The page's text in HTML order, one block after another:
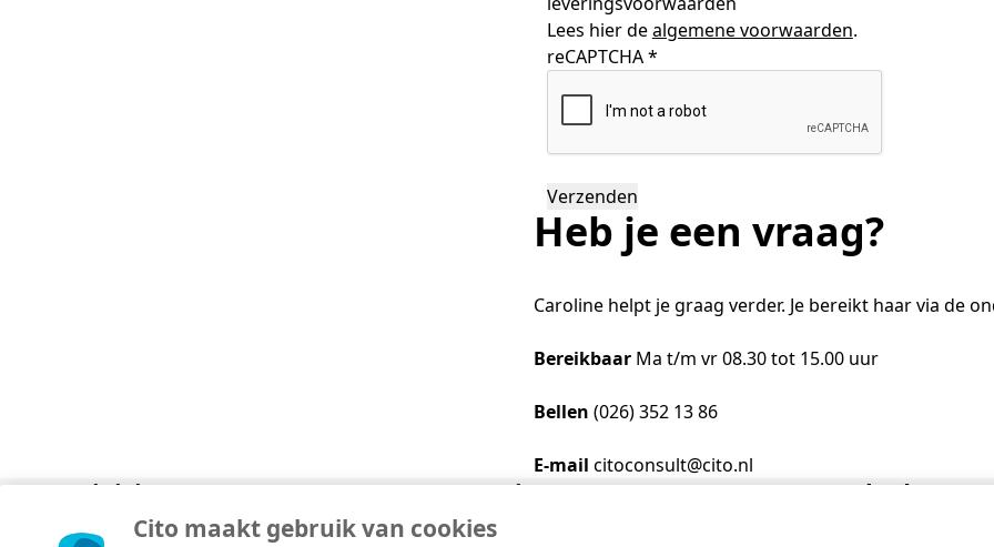
Cito maakt gebruik van cookies
Lees hier dealgemene voorwaarden.
reCAPTCHA*
Heb je een vraag?
Caroline helpt je graag verder. Je bereikt haar via de
Bereikbaar Ma t/m vr 08.30 tot 15.00 uur
Bellen (026) 352 13 86
E-mail citoconsult@cito.nl
Divisies Over Cito Bezoekadres
Copyright © 2026 Cito. Alle rechten voorbehouden.